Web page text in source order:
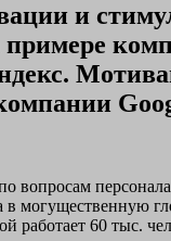
и
примере
вопросам
в могущественную
работает 60 тыс.